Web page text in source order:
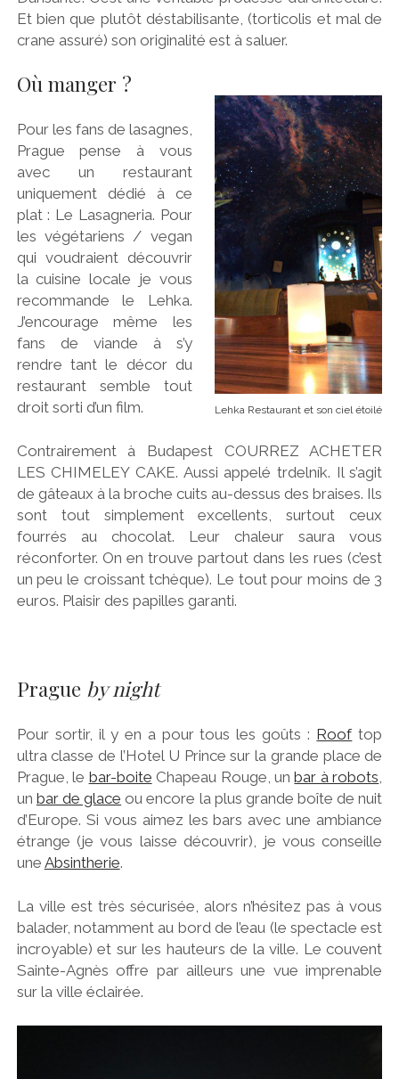
Et bien que plutôt déstabilisante, (torticolis et mal de
crane assuré) son originalité est à saluer.
Où manger ?
Lehka Restaurant et son ciel étoilé
Pour les fans de lasagnes,
Prague pense à vous
avec un restaurant
uniquement dédié à ce
plat : Le Lasagneria. Pour
les végétariens / vegan
qui voudraient découvrir
la cuisine locale je vous
recommande le Lehka.
J’encourage même les
fans de viande à s’y
rendre tant le décor du
restaurant semble tout
droit sorti d’un film.
Contrairement à Budapest COURREZ ACHETER
LES CHIMELEY CAKE. Aussi appelé trdelník. Il s’agit
de gâteaux à la broche cuits au-dessus des braises. Ils
sont tout simplement excellents, surtout ceux
fourrés au chocolat. Leur chaleur saura vous
réconforter. On en trouve partout dans les rues (c’est
un peu le croissant tchèque). Le tout pour moins de 3
euros. Plaisir des papilles garanti.
Prague by night
Pour sortir, il y en a pour tous les goûts : Rooftop
ultra classe de l’Hotel U Prince sur la grande place de
Prague, le bar-boite Chapeau Rouge, unbar à robots
un bar de glace ou encore la plus grande boîte de nuit
d’Europe. Si vous aimez les bars avec une ambiance
étrange (je vous laisse découvrir), je vous conseille
une Absintherie.
La ville est très sécurisée, alors n’hésitez pas à vous
balader, notamment au bord de l’eau (le spectacle est
incroyable) et sur les hauteurs de la ville. Le couvent
Sainte-Agnès offre par ailleurs une vue imprenable
sur la ville éclairée.